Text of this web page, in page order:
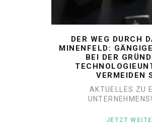
DER WEG DURCH
MINENFELD:
BEI DER
VERMEIDEN
AKTUELLES ZU
JETZT